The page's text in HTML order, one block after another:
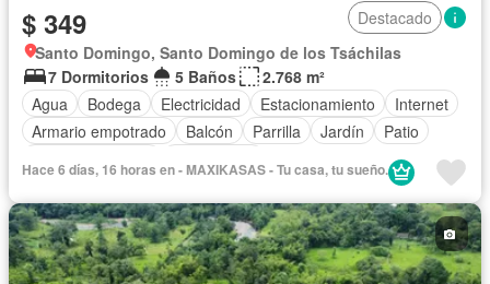
$ 349
Destacado
Santo Domingo, Santo Domingo de los Tsáchilas
7 Dormitorios
5 Baños
2.768 m²
Agua
Bodega Electricidad Estacionamiento
Internet
Armario empotrado
Balcón Parrilla Jardín
Patio
Hace 6 días, 16 horas en - MAXIKASAS - Tu casa, tu sueño.